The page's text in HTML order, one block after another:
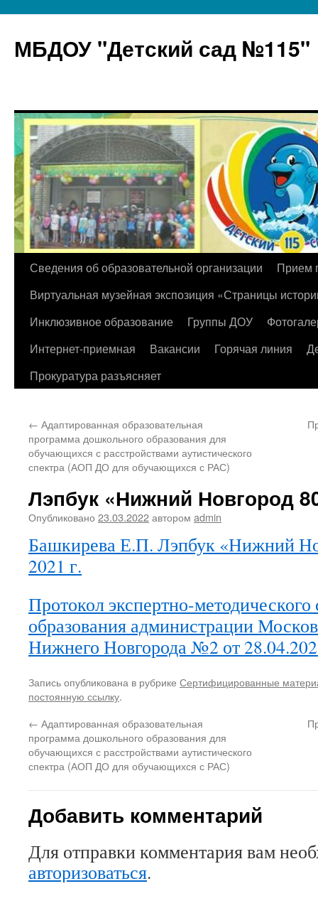
МБДОУ "Детский сад №115"
Перейти
содержимому
Сведения об образовательной организации
Прием
Виртуальная музейная экспозиция «Страницы
Инклюзивное образование
Группы ДОУ
Интернет-приемная
Вакансии Горячая линия
Прокуратура разъясняет
← Адаптированная образовательная
программа дошкольного образования для
обучающихся с расстройствами аутистического
спектра (АОП ДО для обучающихся с РАС)
Лэпбук «Нижний Новгород
Опубликовано 23.03.2022автором admin
Башкирева Е.П. Лэпбук «Нижний
2021 г.
Протокол экспертно-методического
образования администрации
Нижнего Новгорода №2 от
Запись опубликована в рубрике Сертифицированные
постоянную ссылку.
← Адаптированная образовательная
программа дошкольного образования для
обучающихся с расстройствами аутистического
спектра (АОП ДО для обучающихся с РАС)
Добавить комментарий
Для отправки комментария вам
авторизоваться.